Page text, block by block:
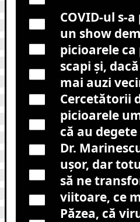
COVID-ul s-
un show
picioarele
scapi și,
mai auzi
Cercetătorii
picioarele
că au
Dr.
ușor, dar
să ne
viitoare, ce
Păzea, că